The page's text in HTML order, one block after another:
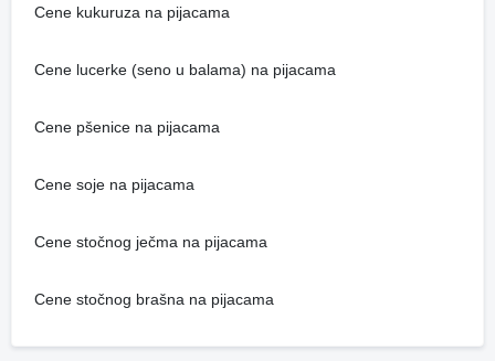
Cene kukuruza na pijacama
Cene lucerke (seno u balama) na pijacama
Cene pšenice na pijacama
Cene soje na pijacama
Cene stočnog ječma na pijacama
Cene stočnog brašna na pijacama